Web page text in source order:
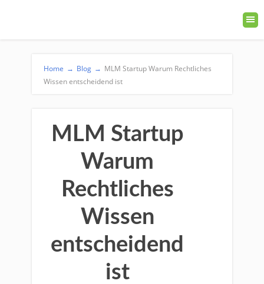
Home → Blog → MLM Startup Warum Rechtliches
Wissen entscheidend ist
MLM Startup
Warum
Rechtliches
Wissen
entscheidend
ist